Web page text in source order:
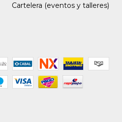
Cartelera (eventos y talleres)